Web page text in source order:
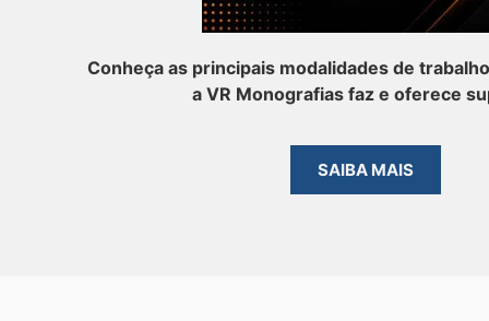
Conheça as principais modalidades de
a VR Monografias faz e oferece
SAIBA MAIS